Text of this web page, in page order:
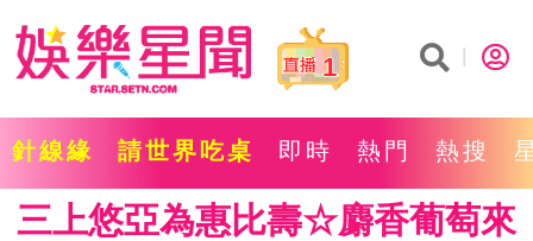
1
針線緣 請世界吃桌 即時 熱門 熱搜
三上悠亞為惠比壽☆麝香葡萄來